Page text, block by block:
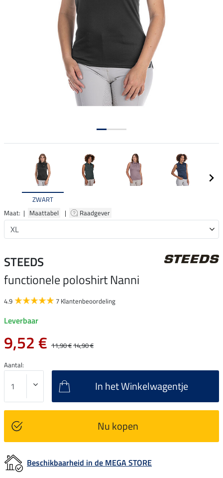
ZWART
Maat: | Maattabel | Raadgever
STEEDS
functionele poloshirt Nanni
4.9 7 Klantenbeoordeling
Leverbaar
9,52 € 11,90 €14,90 €
Aantal:
In het Winkelwagentje
Nu kopen
Beschikbaarheid in de MEGA STORE